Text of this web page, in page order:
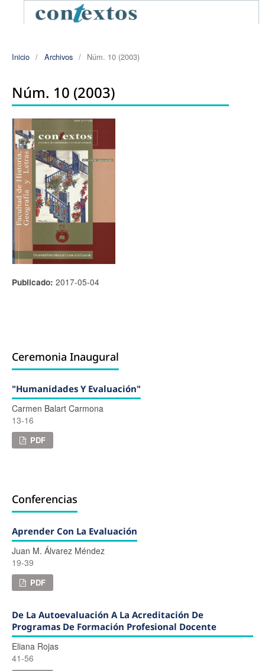
Inicio / Archivos / Núm. 10 (2003)
Núm. 10 (2003)
Publicado: 2017-05-04
Ceremonia Inaugural
"Humanidades Y Evaluación"
Carmen Balart Carmona
13-16
PDF
Conferencias
Aprender Con La Evaluación
Juan M. Álvarez Méndez
19-39
PDF
De La Autoevaluación A La Acreditación De
Programas De Formación Profesional Docente
Eliana Rojas
41-56